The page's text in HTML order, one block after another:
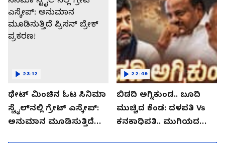
ಥೇಟ್​​ ಮಿಂಚಿನ ಓಟ ಸಿನಿಮಾ
ಸ್ಟೈಲ್​ನಲ್ಲಿ ಗ್ರೇಟ್​​ ಎಸ್ಕೇಪ್:
ಅನುಮಾನ ಮೂಡಿಸುತ್ತಿದೆ
23:12
ಬಿಡದಿ ಅಗ್ನಿಕುಂಡ.. ಬೂದಿ
ಮುಚ್ಚಿದ ಕೆಂಡ: ದಳಪತಿ Vs
ಕನಕಾಧಿಪತಿ.. ಮುಗಿಯದ
22:49